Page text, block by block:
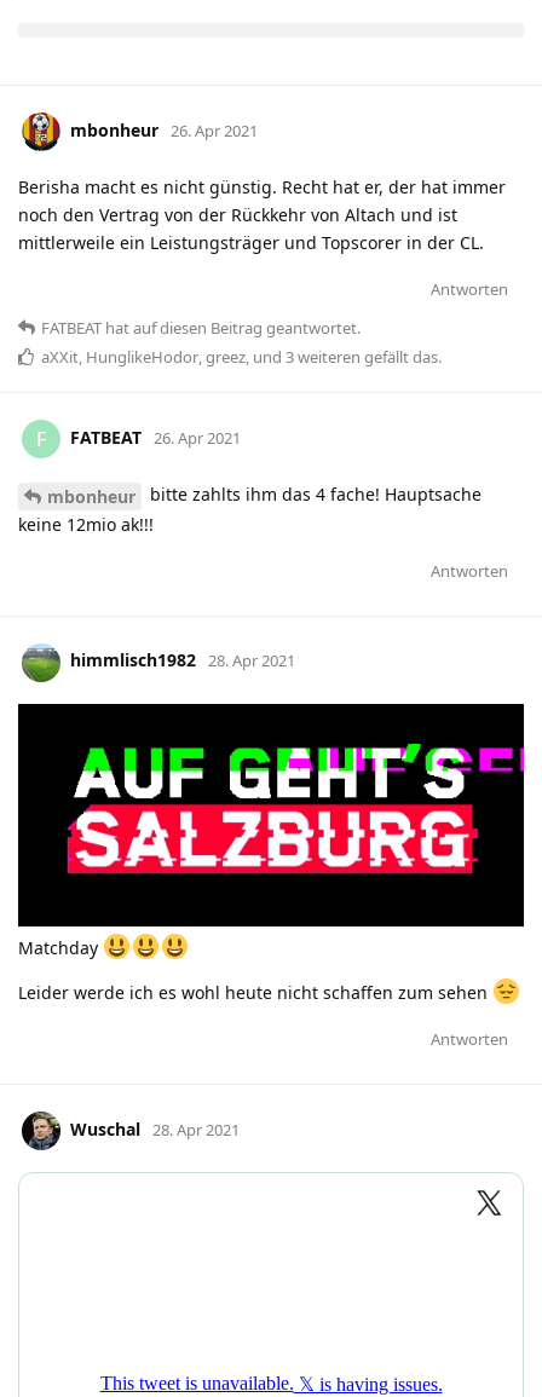
mbonheur 26. Apr 2021
Berisha macht es nicht günstig. Recht hat er, der hat immer
noch den Vertrag von der Rückkehr von Altach und ist
mittlerweile ein Leistungsträger und Topscorer in der CL.
Antworten
FATBEAT hatauf diesen Beitrag geantwortet.
aXXit, HunglikeHodor,greez, und 3weiteren gefällt das.
F FATBEAT 26. Apr 2021
mbonheur
bitte zahlts ihm das 4 fache! Hauptsache
keine 12mio ak!!!
Antworten
himmlisch1982 28. Apr 2021
Matchday
Leider werde ich es wohl heute nicht schaffen zum sehen
Antworten
Wuschal 28. Apr 2021